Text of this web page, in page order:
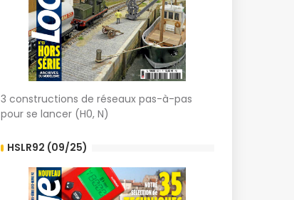
3 constructions de réseaux pas-à-pas
pour se lancer (H0, N)
HSLR92 (09/25)